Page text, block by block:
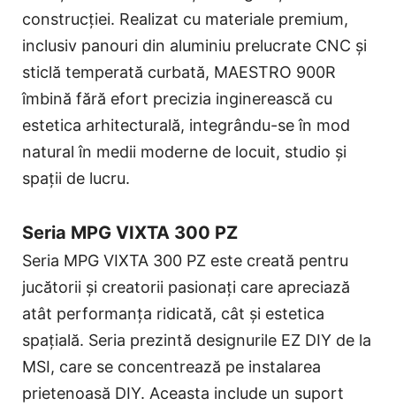
construcției. Realizat cu materiale premium,
inclusiv panouri din aluminiu prelucrate CNC și
sticlă temperată curbată, MAESTRO 900R
îmbină fără efort precizia inginerească cu
estetica arhitecturală, integrându-se în mod
natural în medii moderne de locuit, studio și
spații de lucru.
Seria MPG VIXTA 300 PZ
Seria MPG VIXTA 300 PZ este creată pentru
jucătorii și creatorii pasionați care apreciază
atât performanța ridicată, cât și estetica
spațială. Seria prezintă designurile EZ DIY de la
MSI, care se concentrează pe instalarea
prietenoasă DIY. Aceasta include un suport